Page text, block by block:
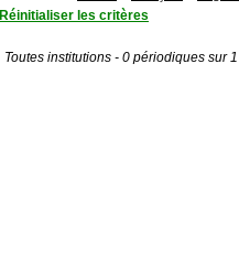
Réinitialiser les critères
Toutes institutions - 0 périodiques sur